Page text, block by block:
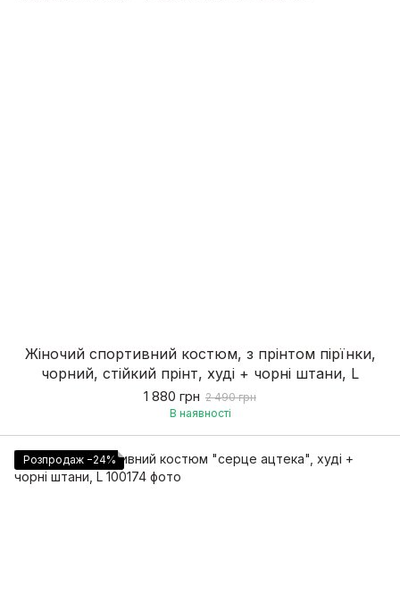
Жіночий спортивний костюм, з прінтом пірїнки,
чорний, стійкий прінт, худі + чорні штани, L
1 880 грн 2 490 грн
В наявності
Розпродаж −24%